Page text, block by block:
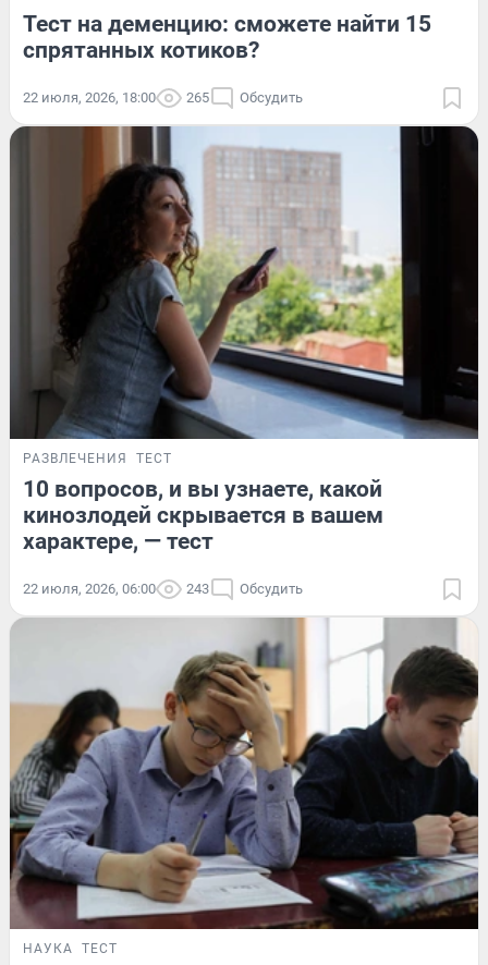
Тест на деменцию: сможете найти 15
спрятанных котиков?
22 июля, 2026, 18:00 265 Обсудить
РАЗВЛЕЧЕНИЯ ТЕСТ
10 вопросов, и вы узнаете, какой
кинозлодей скрывается в вашем
характере, — тест
22 июля, 2026, 06:00 243 Обсудить
НАУКА ТЕСТ